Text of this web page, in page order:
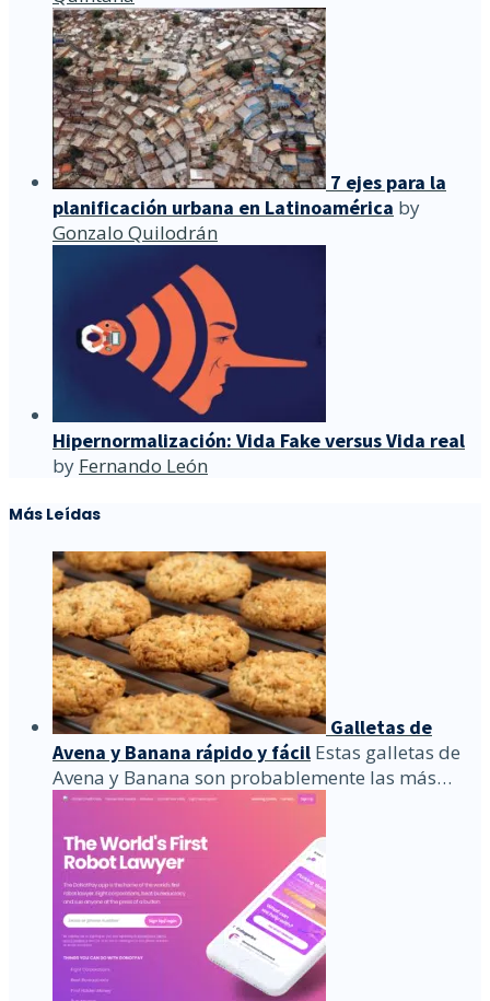
7 ejes para la
planificación urbana en Latinoamérica by
Gonzalo Quilodrán
Hipernormalización: Vida Fake versus Vida real
by Fernando León
Más Leídas
Galletas de
Avena y Banana rápido y fácil Estas galletas de
Avena y Banana son probablemente las más…